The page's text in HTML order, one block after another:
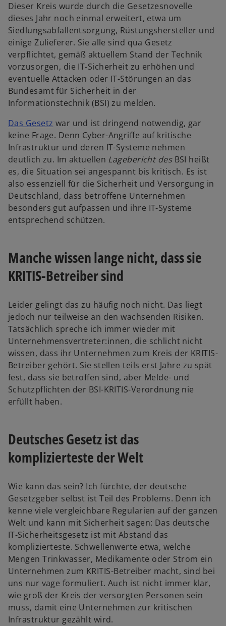
e
r
n
e
u
e
n
R
e
t
a
r
e
ö
n
e
e
i
n
e
r
n
e
e
n
s
r
t
e
ö
f
Dieser Kreis wurde durch die Gesetzesnovelle
dieses Jahr noch einmal erweitert, etwa um
Siedlungsabfallentsorgung, Rüstungshersteller und
einige Zulieferer. Sie alle sind qua Gesetz
verpflichtet, gemäß aktuellem Stand der Technik
vorzusorgen, die IT-Sicherheit zu erhöhen und
eventuelle Attacken oder IT-Störungen an das
Bundesamt für Sicherheit in der
Informationstechnik (BSI) zu melden.
Das Gesetz w
i
r
d
i
n
e
i
n
n
u
n
R
e
g
i
s
t
e
r
r
t
e
e
ö
f
f
n
e
t
war und ist dringend notwendig, gar
keine Frage. Denn Cyber-Angriffe auf kritische
Infrastruktur und deren IT-Systeme nehmen
deutlich zu. Im aktuellen Lagebericht des BSI heißt
es, die Situation sei angespannt bis kritisch. Es ist
also essenziell für die Sicherheit und Versorgung in
Deutschland, dass betroffene Unternehmen
besonders gut aufpassen und ihre IT-Systeme
entsprechend schützen.
Manche wissen lange nicht, dass sie
KRITIS-Betreiber sind
Leider gelingt das zu häufig noch nicht. Das liegt
jedoch nur teilweise an den wachsenden Risiken.
Tatsächlich spreche ich immer wieder mit
Unternehmensvertreter:innen, die schlicht nicht
wissen, dass ihr Unternehmen zum Kreis der KRITIS-
Betreiber gehört. Sie stellen teils erst Jahre zu spät
fest, dass sie betroffen sind, aber Melde- und
Schutzpflichten der BSI-KRITIS-Verordnung nie
erfüllt haben.
Deutsches Gesetz ist das
komplizierteste der Welt
Wie kann das sein? Ich fürchte, der deutsche
Gesetzgeber selbst ist Teil des Problems. Denn ich
kenne viele vergleichbare Regularien auf der ganzen
Welt und kann mit Sicherheit sagen: Das deutsche
IT-Sicherheitsgesetz ist mit Abstand das
komplizierteste. Schwellenwerte etwa, welche
Mengen Trinkwasser, Medikamente oder Strom ein
Unternehmen zum KRITIS-Betreiber macht, sind bei
uns nur vage formuliert. Auch ist nicht immer klar,
wie groß der Kreis der versorgten Personen sein
muss, damit eine Unternehmen zur kritischen
Infrastruktur gezählt wird.